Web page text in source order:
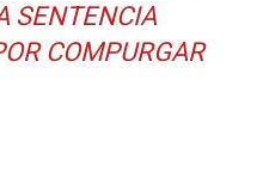
SENTENCIA
COMPURGAR